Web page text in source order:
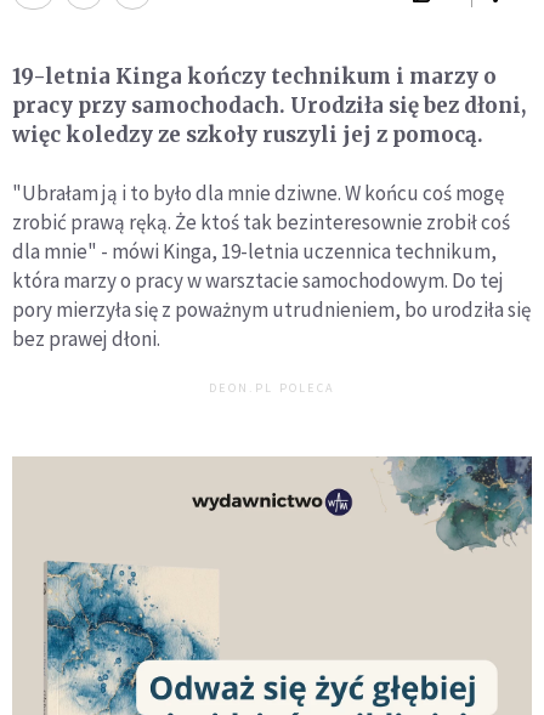
19-letnia Kinga kończy technikum i marzy o
pracy przy samochodach. Urodziła się bez dłoni,
więc koledzy ze szkoły ruszyli jej z pomocą.
"Ubrałam ją i to było dla mnie dziwne. W końcu coś mogę
zrobić prawą ręką. Że ktoś tak bezinteresownie zrobił coś
dla mnie" - mówi Kinga, 19-letnia uczennica technikum,
która marzy o pracy w warsztacie samochodowym. Do tej
pory mierzyła się z poważnym utrudnieniem, bo urodziła się
bez prawej dłoni.
DEON.PL POLECA